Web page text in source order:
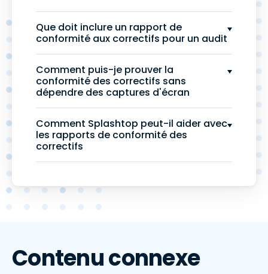
Que doit inclure un rapport de
conformité aux correctifs pour un audit
Comment puis-je prouver la
conformité des correctifs sans
dépendre des captures d'écran
Comment Splashtop peut-il aider avec
les rapports de conformité des
correctifs
Contenu connexe